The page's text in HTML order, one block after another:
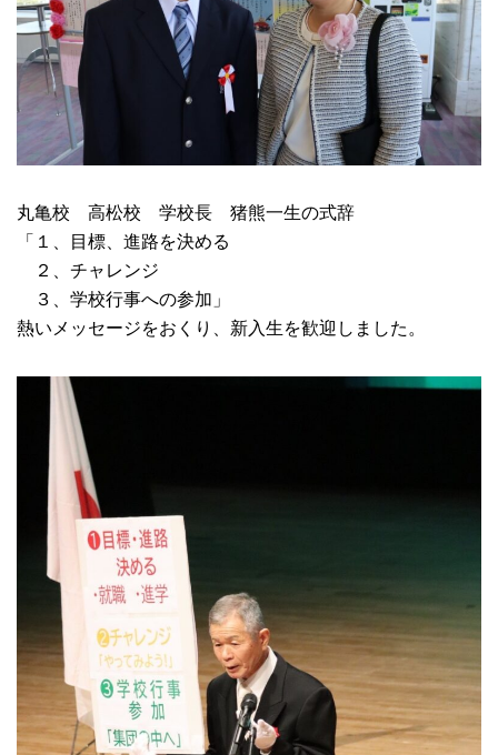
丸亀校 高松校 学校長 猪熊一生の式辞
「１、目標、進路を決める
２、チャレンジ
３、学校行事への参加」
熱いメッセージをおくり、新入生を歓迎しました。